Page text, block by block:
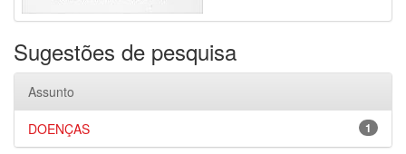
Sugestões de pesquisa
Assunto
1
DOENÇAS